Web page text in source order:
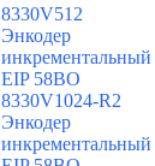
8330V512
Энкодер
инкрементальный
EIP 58BO
8330V1024-R2
Энкодер
инкрементальный